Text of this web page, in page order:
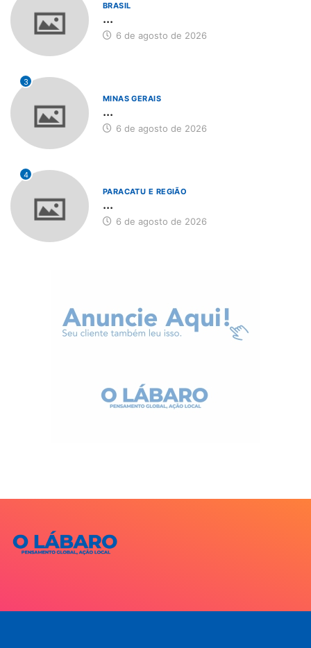
BRASIL
...
6 de agosto de 2026
3
MINAS GERAIS
...
6 de agosto de 2026
4
PARACATU E REGIÃO
...
6 de agosto de 2026